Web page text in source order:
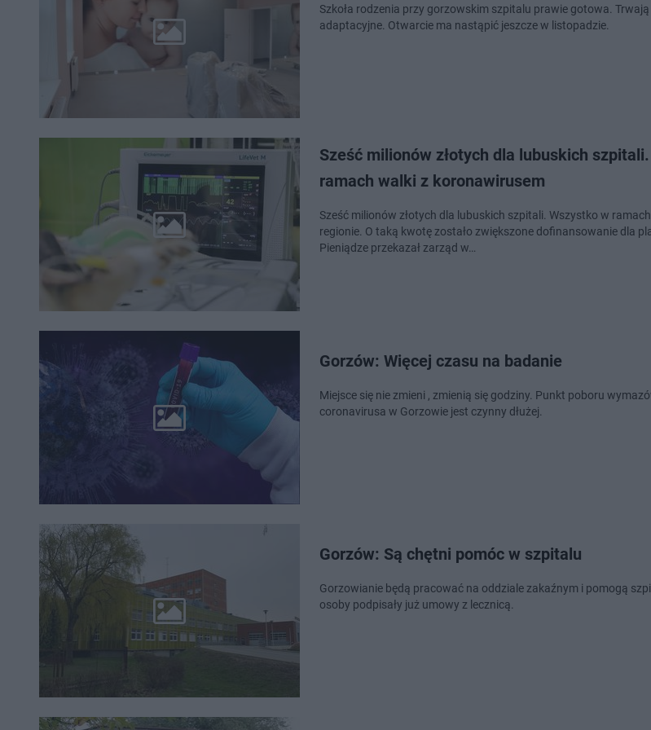
Szkoła rodzenia przy gorzowskim szpitalu prawie gotowa.
adaptacyjne. Otwarcie ma nastąpić jeszcze w listopadzie.
Sześć milionów złotych dla lubuskich
ramach walki z koronawirusem
Sześć milionów złotych dla lubuskich szpitali. Wszystko w
regionie. O taką kwotę zostało zwiększone dofinansowanie dla
Pieniądze przekazał zarząd w…
Gorzów: Więcej czasu na badanie
Miejsce się nie zmieni , zmienią się godziny.​ Punkt poboru
coronavirusa w Gorzowie jest czynny dłużej.
Gorzów: Są chętni pomóc w szpitalu
Gorzowianie będą pracować na oddziale zakaźnym i pomogą
osoby podpisały już umowy z lecznicą.